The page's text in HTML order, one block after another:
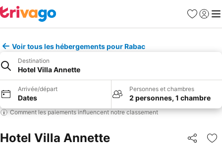
Favoris
Se
Voir tous les hébergements pour Rabac
Destination
Hotel Villa Annette
Arrivée/départ
Dates
Personnes et chambres
2 personnes, 1 chambre
Comment les paiements influencent notre classement
Hotel Villa Annette Partager